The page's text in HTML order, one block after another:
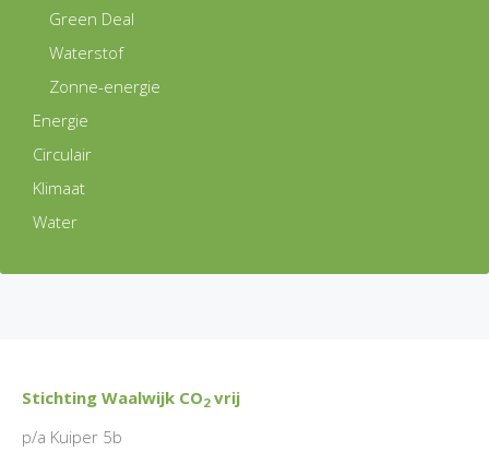
Green Deal
Waterstof
Zonne-energie
Energie
Circulair
Klimaat
Water
Stichting Waalwijk CO2vrij
p/a Kuiper 5b